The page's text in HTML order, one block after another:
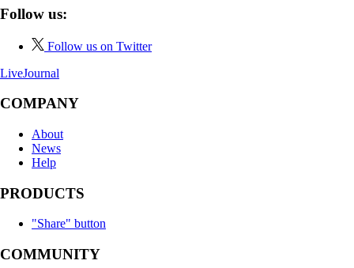
Follow us:
Follow us on Twitter
LiveJournal
COMPANY
About
News
Help
PRODUCTS
"Share" button
COMMUNITY